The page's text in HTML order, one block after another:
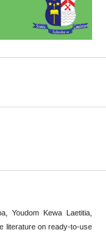
Youdom Kewa Laetitia,
literature on ready-to-use